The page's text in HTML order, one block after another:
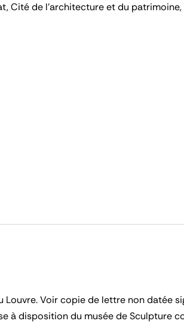
Cité de l’architecture et du
Louvre. Voir copie de lettre non datée
à disposition du musée de Sculpture